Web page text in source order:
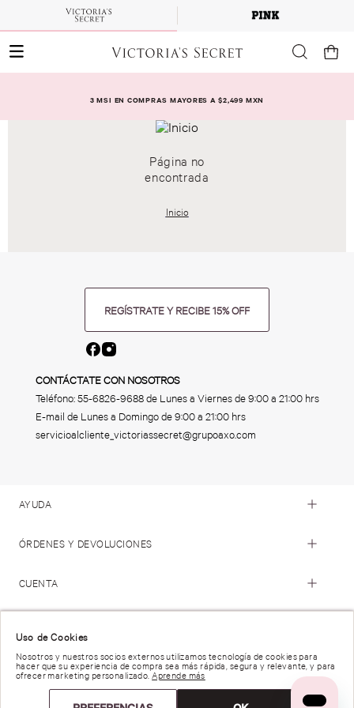
3 MSI EN COMPRAS MAYORES A $2,499 MXN
Uso de Cookies
Nosotros y nuestros socios externos utilizamos tecnología de cookies para
hacer que su experiencia de compra sea más rápida, segura y relevante, y para
ofrecer marketing personalizado. Aprende más
Página no
encontrada
Inicio
REGÍSTRATE Y RECIBE 15% OFF
CONTÁCTATE CON NOSOTROS
Teléfono:55-6826-9688de Lunes a Viernes de 9:00 a 21:00 hrs
E-mail de Lunes a Domingo de 9:00 a 21:00 hrs
servicioalcliente_victoriassecret@grupoaxo.com
AYUDA
ÓRDENES Y DEVOLUCIONES
CUENTA
Términos de Uso |Privacidad y Seguridad |
Derechos de Privacidad |Preferencias de anuncios |